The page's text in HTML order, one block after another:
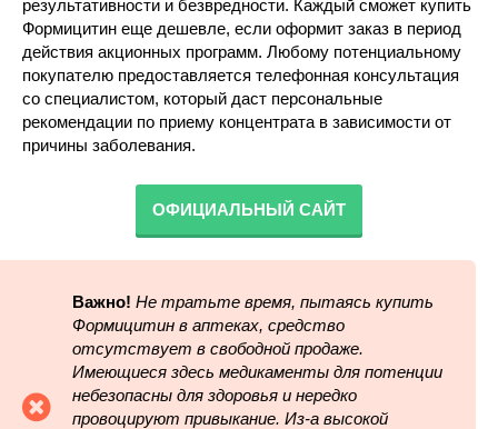
результативности и безвредности. Каждый сможет купить
Формицитин еще дешевле, если оформит заказ в период
действия акционных программ. Любому потенциальному
покупателю предоставляется телефонная консультация
со специалистом, который даст персональные
рекомендации по приему концентрата в зависимости от
причины заболевания.
ОФИЦИАЛЬНЫЙ САЙТ
Важно! Не тратьте время, пытаясь купить
Формицитин в аптеках, средство
отсутствует в свободной продаже.
Имеющиеся здесь медикаменты для потенции
небезопасны для здоровья и нередко
провоцируют привыкание. Из-а высокой